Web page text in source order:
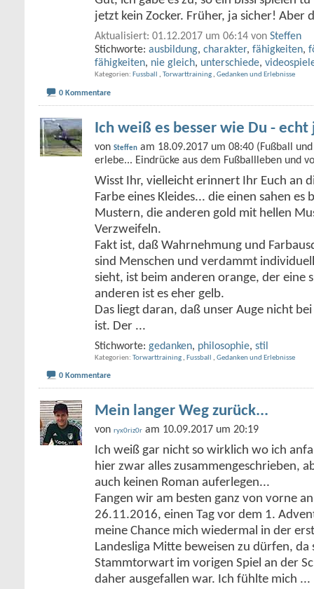
jetzt kein Zocker. Früher, ja sicher! Aber
Aktualisiert: 01.12.2017 um 06:14 von Steffen
Stichworte: ausbildung, charakter, fähigkeiten,
fähigkeiten, nie gleich, unterschiede,
Kategorien Fussball , Torwarttraining , Gedanken und Erlebnisse
0 Kommentare
Ich weiß es besser wie Du -
von Steffen am 18.09.2017 um 08:40 (Fußball
erlebe... Eindrücke aus dem Fußballleben und
Wisst Ihr, vielleicht erinnert Ihr Euch an
Farbe eines Kleides... die einen sahen es
Mustern, die anderen gold mit hellen
Verzweifeln.
Fakt ist, daß Wahrnehmung und
sind Menschen und verdammt
sieht, ist beim anderen orange, der eine
anderen ist es eher gelb.
Das liegt daran, daß unser Auge nicht
ist. Der ...
Stichworte: gedanken, philosophie, stil
Kategorien Torwarttraining , Fussball , Gedanken und Erlebnisse
0 Kommentare
Mein langer Weg zurück...
von ryx0riz0r am 10.09.2017 um 20:19
Ich weiß gar nicht so wirklich wo ich
hier zwar alles zusammengeschrieben,
auch keinen Roman auferlegen...
Fangen wir am besten ganz von vorne
26.11.2016, einen Tag vor dem 1.
meine Chance mich wiedermal in der
Landesliga Mitte beweisen zu dürfen, da
Stammtorwart im vorigen Spiel an der
daher ausgefallen war. Ich fühlte mich ...